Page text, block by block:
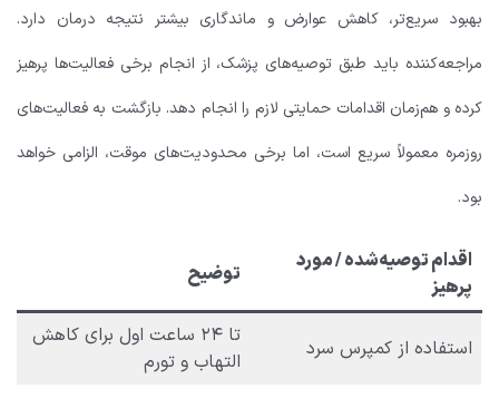
بهبود سریع‌تر، کاهش عوارض و ماندگاری بیشتر نتیجه درمان دارد.
مراجعه‌کننده باید طبق توصیه‌های پزشک، از انجام برخی فعالیت‌ها پرهیز
کرده و هم‌زمان اقدامات حمایتی لازم را انجام دهد. بازگشت به فعالیت‌های
روزمره معمولاً سریع است، اما برخی محدودیت‌های موقت، الزامی خواهد
بود.
اقدام توصیه‌شده / مورد
پرهیز
توضیح
استفاده از کمپرس سرد
تا ۲۴ ساعت اول برای کاهش
التهاب و تورم